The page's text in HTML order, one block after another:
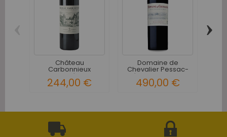
Château
Carbonnieux
Pessac-Léognan
Grand...
244,00 €
Domaine de
Chevalier Pessac-
Léognan Grand...
490,00 €
›